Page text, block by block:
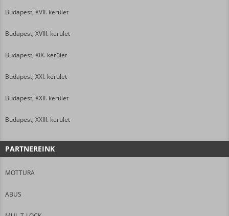
Budapest, XVII. kerület
Budapest, XVIII. kerület
Budapest, XIX. kerület
Budapest, XXI. kerület
Budapest, XXII. kerület
Budapest, XXIII. kerület
PARTNEREINK
MOTTURA
ABUS